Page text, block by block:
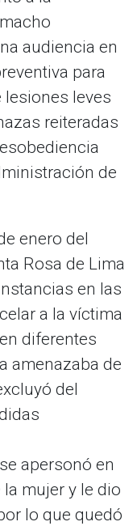
audiencia en
para
leves
reiteradas
de
enero del
Rosa de Lima
en las
a la víctima
diferentes
amenazaba de
del
apersonó en
mujer y le dio
lo que quedó